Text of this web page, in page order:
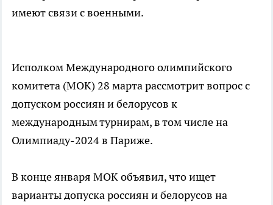
имеют связи с военными.
Исполком Международного олимпийского
комитета (МОК) 28 марта рассмотрит вопрос с
допуском россиян и белорусов к
международным турнирам, в том числе на
Олимпиаду-2024 в Париже.
В конце января МОК объявил, что ищет
варианты допуска россиян и белорусов на